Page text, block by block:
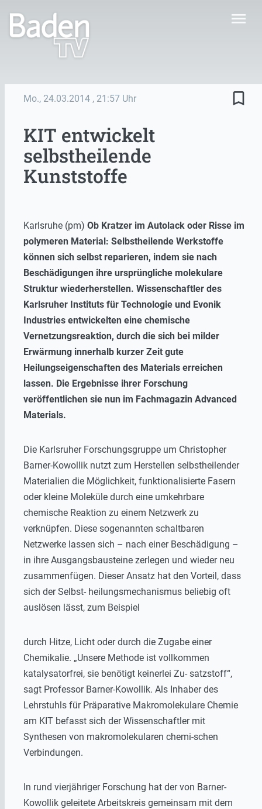
menu
Mo., 24.03.2014 , 21:57 Uhr bookmark_border
KIT entwickelt
selbstheilende
Kunststoffe
Karlsruhe (pm) Ob Kratzer im Autolack oder Risse im
polymeren Material: Selbstheilende Werkstoffe
können sich selbst reparieren, indem sie nach
Beschädigungen ihre ursprüngliche molekulare
Struktur wiederherstellen. Wissenschaftler des
Karlsruher Instituts für Technologie und Evonik
Industries entwickelten eine chemische
Vernetzungsreaktion, durch die sich bei milder
Erwärmung innerhalb kurzer Zeit gute
Heilungseigenschaften des Materials erreichen
lassen. Die Ergebnisse ihrer Forschung
veröffentlichen sie nun im Fachmagazin Advanced
Materials.
Die Karlsruher Forschungsgruppe um Christopher
Barner-Kowollik nutzt zum Herstellen selbstheilender
Materialien die Möglichkeit, funktionalisierte Fasern
oder kleine Moleküle durch eine umkehrbare
chemische Reaktion zu einem Netzwerk zu
verknüpfen. Diese sogenannten schaltbaren
Netzwerke lassen sich – nach einer Beschädigung –
in ihre Ausgangsbausteine zerlegen und wieder neu
zusammenfügen. Dieser Ansatz hat den Vorteil, dass
sich der Selbst- heilungsmechanismus beliebig oft
auslösen lässt, zum Beispiel
durch Hitze, Licht oder durch die Zugabe einer
Chemikalie. „Unsere Methode ist vollkommen
katalysatorfrei, sie benötigt keinerlei Zu- satzstoff“,
sagt Professor Barner-Kowollik. Als Inhaber des
Lehrstuhls für Präparative Makromolekulare Chemie
am KIT befasst sich der Wissenschaftler mit
Synthesen von makromolekularen chemi-schen
Verbindungen.
In rund vierjähriger Forschung hat der von Barner-
Kowollik geleitete Arbeitskreis gemeinsam mit dem